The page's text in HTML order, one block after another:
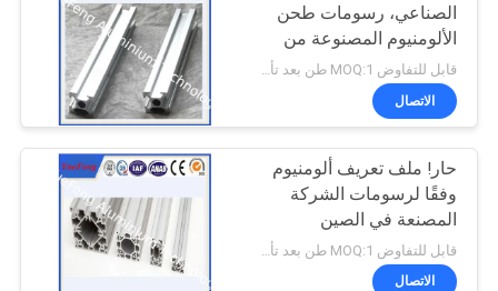
الصناعي، رسومات طحن
الألومنيوم المصنوعة من
الألومنيوم
الاتصال
حار! ملف تعريف ألومنيوم
وفقًا لرسومات الشركة
المصنعة في الصين
الاتصال